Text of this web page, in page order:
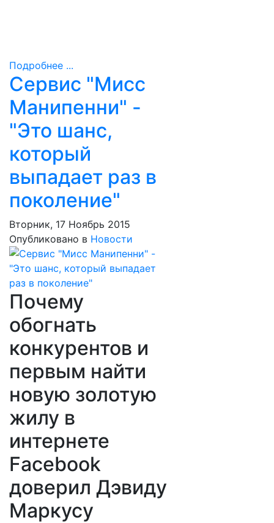
Подробнее ...
Сервис "Мисс
Манипенни" -
"Это шанс,
который
выпадает раз в
поколение"
Вторник, 17 Ноябрь 2015
Опубликовано в Новости
Почему
обогнать
конкурентов и
первым найти
новую золотую
жилу в
интернете
Facebook
доверил Дэвиду
Маркусу